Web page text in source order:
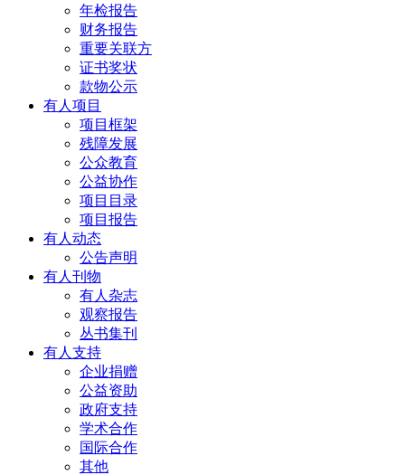
年检报告
财务报告
重要关联方
证书奖状
款物公示
有人项目
项目框架
残障发展
公众教育
公益协作
项目目录
项目报告
有人动态
公告声明
有人刊物
有人杂志
观察报告
丛书集刊
有人支持
企业捐赠
公益资助
政府支持
学术合作
国际合作
其他